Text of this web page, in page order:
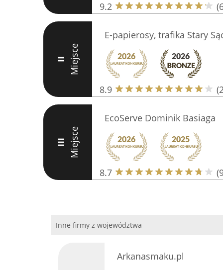
9.2
II Miejsce
E-papierosy, trafika Stary
8.9
III Miejsce
EcoServe Dominik Basiaga
8.7
Inne firmy z województwa
Arkanasmaku.pl